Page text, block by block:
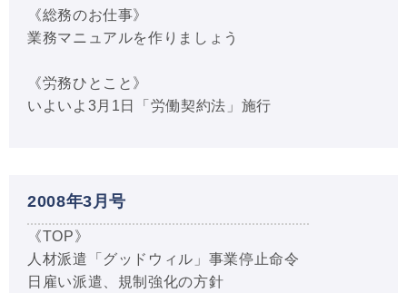
《総務のお仕事》
業務マニュアルを作りましょう
《労務ひとこと》
いよいよ3月1日「労働契約法」施行
2008年3月号
《TOP》
人材派遣「グッドウィル」事業停止命令
日雇い派遣、規制強化の方針